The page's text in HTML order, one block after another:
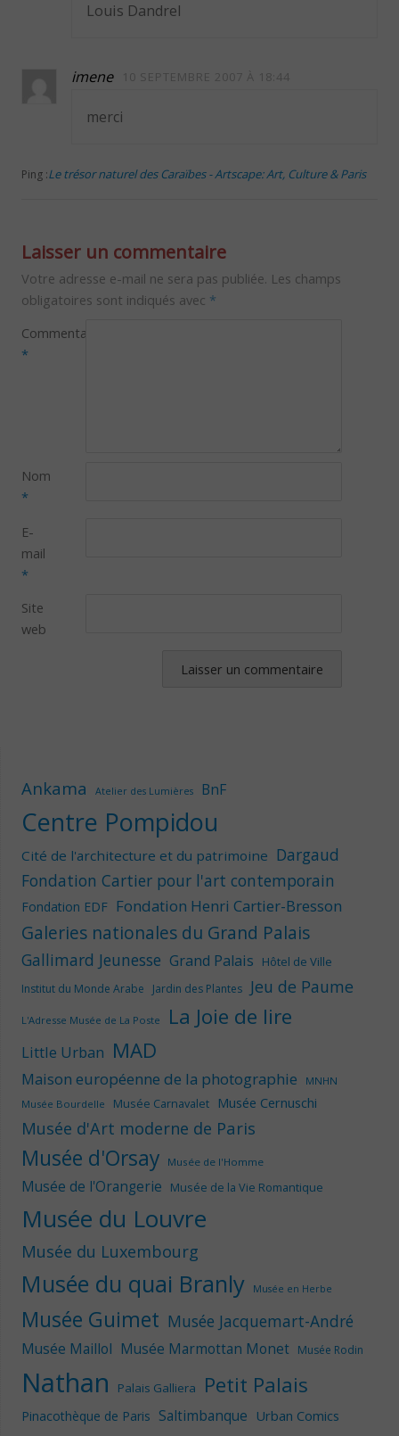
Louis Dandrel
imene 10 SEPTEMBRE 2007 À 18:44
merci
Ping :Le trésor naturel des Caraïbes - Artscape: Art, Culture & Paris
Laisser un commentaire
Votre adresse e-mail ne sera pas publiée. Les champs
obligatoires sont indiqués avec *
Commentaire
*
Nom
*
E-
mail
*
Site
web
Ankama Atelier des Lumières BnF
Centre Pompidou
Cité de l'architecture et du patrimoine Dargaud
Fondation Cartier pour l'art contemporain
Fondation EDF Fondation Henri Cartier-Bresson
Galeries nationales du Grand Palais
Gallimard Jeunesse Grand Palais Hôtel de Ville
Institut du Monde Arabe Jardin des Plantes Jeu de Paume
L'Adresse Musée de La Poste La Joie de lire
Little Urban MAD
Maison européenne de la photographie
MNHN
Musée Bourdelle
Musée Carnavalet Musée Cernuschi
Musée d'Art moderne de Paris
Musée d'Orsay Musée de l'Homme
Musée de l'Orangerie Musée de la Vie Romantique
Musée du Louvre
Musée du Luxembourg
Musée du quai Branly Musée en Herbe
Musée Guimet Musée Jacquemart-André
Musée Maillol Musée Marmottan Monet Musée Rodin
Nathan Palais Galliera Petit Palais
Pinacothèque de Paris Saltimbanque Urban Comics